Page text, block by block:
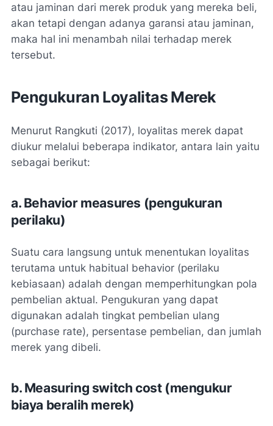
atau jaminan dari merek produk yang mereka beli,
akan tetapi dengan adanya garansi atau jaminan,
maka hal ini menambah nilai terhadap merek
tersebut.
Pengukuran Loyalitas Merek
Menurut Rangkuti (2017), loyalitas merek dapat
diukur melalui beberapa indikator, antara lain yaitu
sebagai berikut:
a. Behavior measures (pengukuran
perilaku)
Suatu cara langsung untuk menentukan loyalitas
terutama untuk habitual behavior (perilaku
kebiasaan) adalah dengan memperhitungkan pola
pembelian aktual. Pengukuran yang dapat
digunakan adalah tingkat pembelian ulang
(purchase rate), persentase pembelian, dan jumlah
merek yang dibeli.
b. Measuring switch cost (mengukur
biaya beralih merek)